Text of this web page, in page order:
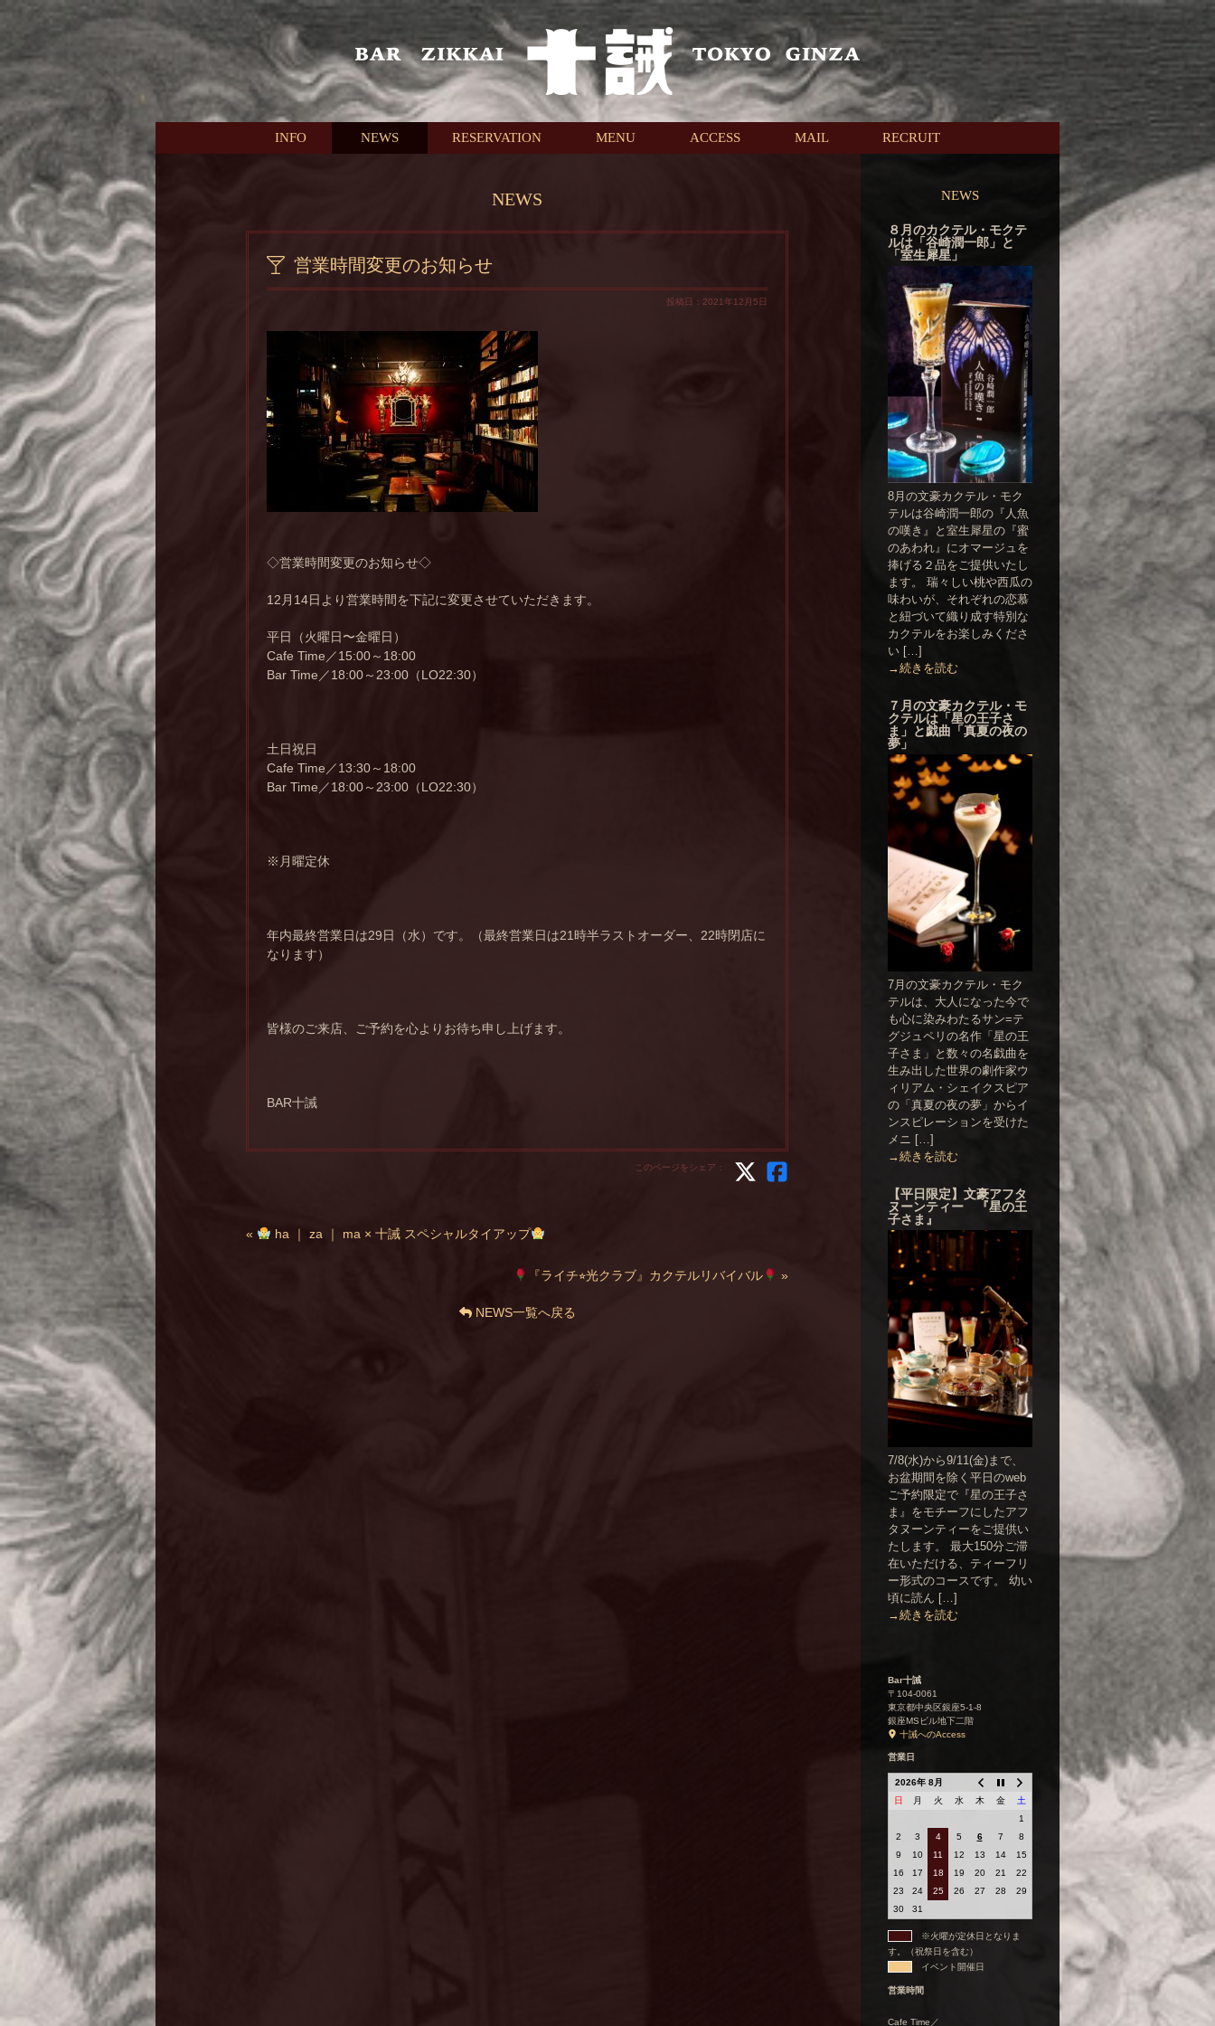
本文へスキップ
INFO NEWS RESERVATION MENU ACCESS MAIL RECRUIT
NEWS
営業時間変更のお知らせ
投稿日：2021年12月5日
◇営業時間変更のお知らせ◇
12月14日より営業時間を下記に変更させていただきます。
平日（火曜日〜金曜日）
Cafe Time／15:00～18:00
Bar Time／18:00～23:00（LO22:30）
土日祝日
Cafe Time／13:30～18:00
Bar Time／18:00～23:00（LO22:30）
※月曜定休
年内最終営業日は29日（水）です。（最終営業日は21時半ラストオーダー、22時閉店に
なります）
皆様のご来店、ご予約を心よりお待ち申し上げます。
BAR十誡
このページをシェア：
« ha ｜ za ｜ ma × 十誡 スペシャルタイアップ
『ライチ⭐︎光クラブ』カクテルリバイバル »
NEWS一覧へ戻る
NEWS
８月のカクテル・モクテ
ルは「谷崎潤一郎」と
「室生犀星」
8月の文豪カクテル・モク
テルは谷崎潤一郎の『人魚
の嘆き』と室生犀星の『蜜
のあわれ』にオマージュを
捧げる２品をご提供いたし
ます。 瑞々しい桃や西瓜の
味わいが、それぞれの恋慕
と紐づいて織り成す特別な
カクテルをお楽しみくださ
い […]
→続きを読む
７月の文豪カクテル・モ
クテルは「星の王子さ
ま」と戯曲「真夏の夜の
夢」
7月の文豪カクテル・モク
テルは、大人になった今で
も心に染みわたるサン=テ
グジュペリの名作「星の王
子さま」と数々の名戯曲を
生み出した世界の劇作家ウ
ィリアム・シェイクスピア
の「真夏の夜の夢」からイ
ンスピレーションを受けた
メニ […]
→続きを読む
【平日限定】文豪アフタ
ヌーンティー 『星の王
子さま』
7/8(水)から9/11(金)まで、
お盆期間を除く平日のweb
ご予約限定で『星の王子さ
ま』をモチーフにしたアフ
タヌーンティーをご提供い
たします。 最大150分ご滞
在いただける、ティーフリ
ー形式のコースです。 幼い
頃に読ん […]
→続きを読む
Bar十誡
〒104-0061
東京都中央区銀座5-1-8
銀座MSビル地下二階
十誡へのAccess
営業日
2026年 8月
日
月 火 水 木 金
土
1
2
3 4 5 6 7
8
9
10 11 12 13 14
15
16
17 18 19 20 21
22
23
24 25 26 27 28
29
30
31
※火曜が定休日となりま
す。（祝祭日を含む）
イベント開催日
営業時間
Cafe Time／